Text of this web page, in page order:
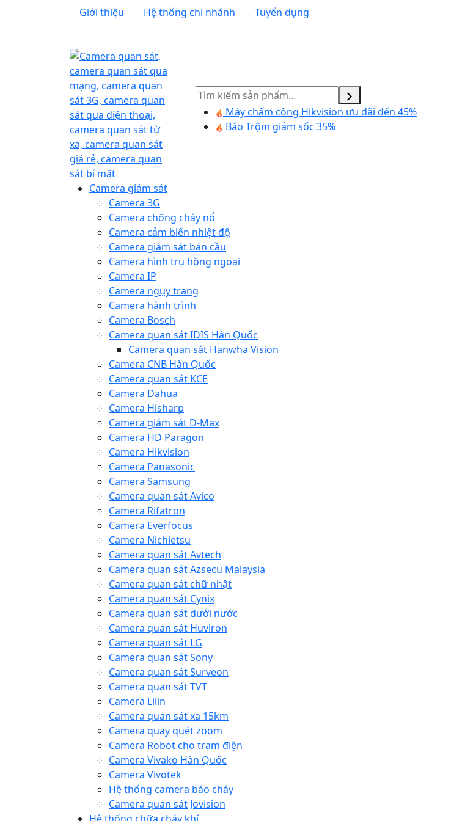
Giới thiệu Hệ thống chi nhánh Tuyển dụng
Tìm
kiếm
Máy chấm công Hikvision ưu đãi đến 45%
Báo Trộm giảm sốc 35%
Camera giám sát
Camera 3G
Camera chống cháy nổ
Camera cảm biến nhiệt độ
Camera giám sát bán cầu
Camera hình trụ hồng ngoại
Camera IP
Camera ngụy trang
Camera hành trình
Camera Bosch
Camera quan sát IDIS Hàn Quốc
Camera quan sát Hanwha Vision
Camera CNB Hàn Quốc
Camera quan sát KCE
Camera Dahua
Camera Hisharp
Camera giám sát D-Max
Camera HD Paragon
Camera Hikvision
Camera Panasonic
Camera Samsung
Camera quan sát Avico
Camera Rifatron
Camera Everfocus
Camera Nichietsu
Camera quan sát Avtech
Camera quan sát Azsecu Malaysia
Camera quan sát chữ nhật
Camera quan sát Cynix
Camera quan sát dưới nước
Camera quan sát Huviron
Camera quan sát LG
Camera quan sát Sony
Camera quan sát Surveon
Camera quan sát TVT
Camera Lilin
Camera quan sát xa 15km
Camera quay quét zoom
Camera Robot cho trạm điện
Camera Vivako Hàn Quốc
Camera Vivotek
Hệ thống camera báo cháy
Camera quan sát Jovision